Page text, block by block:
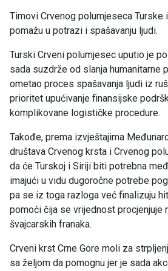
Timovi Crvenog polumjeseca Turske
pomažu u potrazi i spašavanju ljudi.
Turski Crveni polumjesec uputio je
sada suzdrže od slanja humanitarne
ometao proces spašavanja ljudi iz
prioritet upućivanje finansijske
komplikovane logističke procedure.
Takođe, prema izvještajima
društava Crvenog krsta i Crvenog
da će Turskoj i Siriji biti potrebna
imajući u vidu dugoročne potrebe
pa se iz toga razloga već finalizuju
pomoći čija se vrijednost procjenjuje
švajcarskih franaka.
Crveni krst Crne Gore moli za
sa željom da pomognu jer je sada